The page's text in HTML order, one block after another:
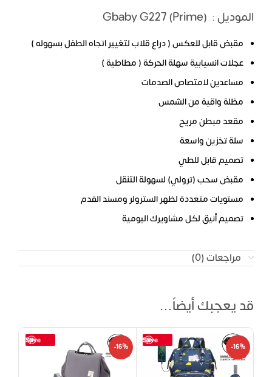
الموديل : (Gbaby G227 (Prime
مقبض قابل للعكس ( دراع قلاب لتغيير اتجاه الطفل بسهوله )
عجلات انسيابية سهلة الحركة ( مطاطية )
مساعدين لامتصاص الصدمات
مظلة واقية من الشمس
مقعد مبطن مريح
سلة تخزين واسعة
تصميم قابل للطي
مقبض سحب (ترولي) لسهولة التنقل
مستويات متعددة لظهر السترولر ومسند القدم
تصميم أنيق لكل مشاويرك اليومية
مراجعات (0)
قد يعجبك أيضاً…
Save
-16%
Save
-16%